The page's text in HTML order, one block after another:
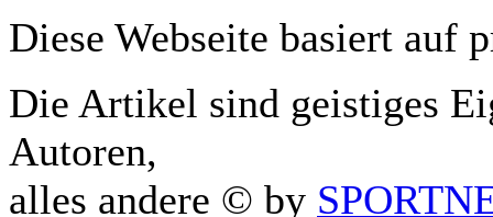
Diese Webseite basiert auf
Die Artikel sind geistiges
Autoren,
alles andere © by